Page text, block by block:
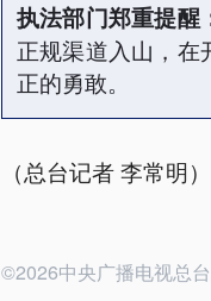
执法部门郑重提醒
正规渠道入山，在
正的勇敢。
（总台记者 李常明）
©2026中央广播电视总